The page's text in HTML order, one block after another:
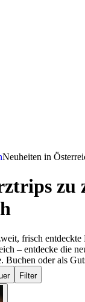
Neuheiten in
zu
frisch entdeckte
– entdecke die
Buchen oder als
Filter